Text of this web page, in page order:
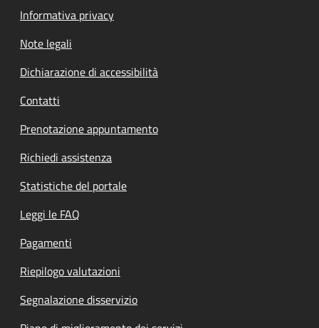
Informativa privacy
Note legali
Dichiarazione di accessibilità
Contatti
Prenotazione appuntamento
Richiedi assistenza
Statistiche del portale
Leggi le FAQ
Pagamenti
Riepilogo valutazioni
Segnalazione disservizio